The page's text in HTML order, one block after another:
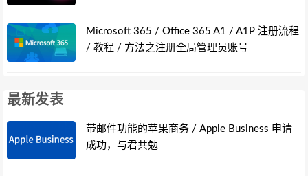
Microsoft 365 / Office 365 A1 / A1P 注册流程
/ 教程 / 方法之注册全局管理员账号
最新发表
带邮件功能的苹果商务 / Apple Business 申请
成功，与君共勉